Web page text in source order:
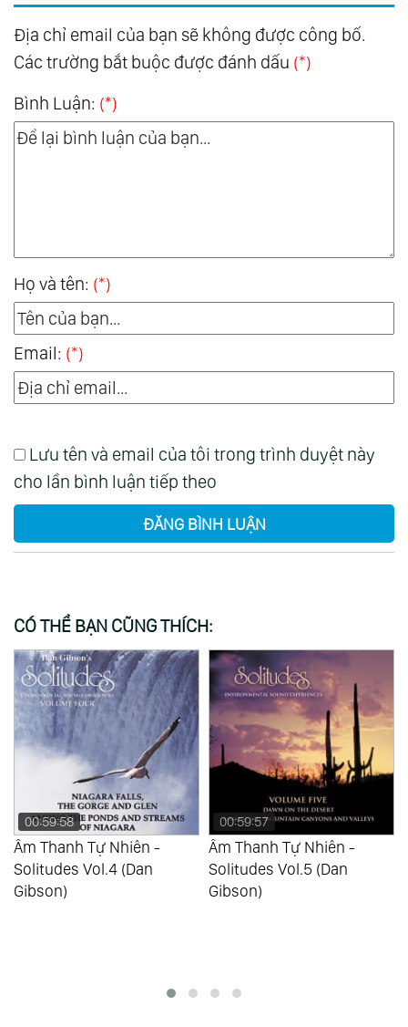
Địa chỉ email của bạn sẽ không được công bố.
Các trường bắt buộc được đánh dấu (*)
Bình Luận: (*)
Họ và tên: (*)
Email: (*)
Lưu tên và email của tôi trong trình duyệt này
cho lần bình luận tiếp theo
ĐĂNG BÌNH LUẬN
CÓ THỂ BẠN CŨNG THÍCH:
00:59:58
Âm Thanh Tự Nhiên -
Solitudes Vol.4 (Dan
Gibson)
00:59:57
Âm Thanh Tự Nhiên -
Solitudes Vol.5 (Dan
Gibson)